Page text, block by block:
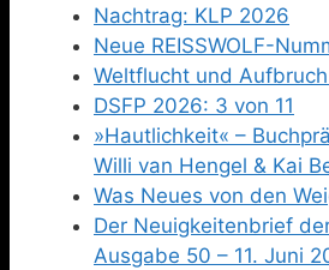
Nachtrag: KLP 2026
Neue REISSWOLF-
Weltflucht und
DSFP 2026: 3 von 11
»Hautlichkeit« –
Willi van Hengel & Kai
Was Neues von den
Der Neuigkeitenbrief
Ausgabe 50 – 11. Juni